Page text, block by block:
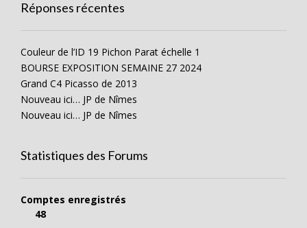
Réponses récentes
Couleur de l’ID 19 Pichon Parat échelle 1
BOURSE EXPOSITION SEMAINE 27 2024
Grand C4 Picasso de 2013
Nouveau ici… JP de Nîmes
Nouveau ici… JP de Nîmes
Statistiques des Forums
Comptes enregistrés
48